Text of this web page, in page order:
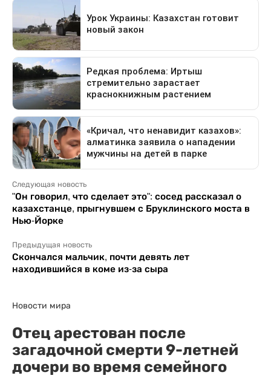
Следующая новость
"Он говорил, что сделает это": сосед рассказал о
казахстанце, прыгнувшем с Бруклинского моста в
Нью-Йорке
Предыдущая новость
Скончался мальчик, почти девять лет
находившийся в коме из-за сыра
Новости мира
Отец арестован после
загадочной смерти 9-летней
дочери во время семейного